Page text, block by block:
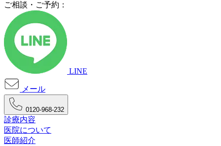
ご相談・ご予約：
LINE
メール
0120-968-232
診療内容
医院について
医師紹介